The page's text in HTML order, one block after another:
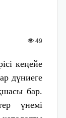
49
кеңейе
дүниеге
бар.
үнемі